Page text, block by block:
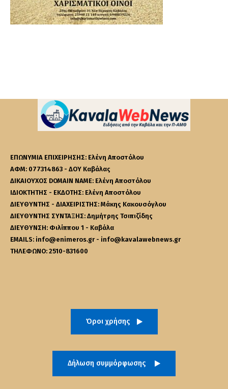
ΕΠΩΝΥΜΙΑ ΕΠΙΧΕΙΡΗΣΗΣ: Ελένη Αποστόλου
ΑΦΜ: 077314863 - ΔΟΥ Καβάλας
ΔΙΚΑΙΟΥΧΟΣ DOMAIN NAME: Ελένη Αποστόλου
ΙΔΙΟΚΤΗΤΗΣ - ΕΚΔΟΤΗΣ: Ελένη Αποστόλου
ΔΙΕΥΘΥΝΤΗΣ - ΔΙΑΧΕΙΡΙΣΤΗΣ: Μάκης Κακουσόγλου
ΔΙΕΥΘΥΝΤΗΣ ΣΥΝΤΑΞΗΣ: Δημήτρης Τσιπιζίδης
ΔΙΕΥΘΥΝΣΗ: Φιλίππου 1 - Καβάλα
EMAILS: info@enimeros.gr - info@kavalawebnews.gr
ΤΗΛΕΦΩΝΟ: 2510-831600
Όροι χρήσης
Δήλωση συμμόρφωσης